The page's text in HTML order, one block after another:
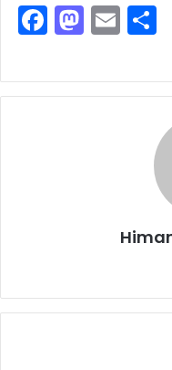
F
c
e
M
st
o
E
ai
l